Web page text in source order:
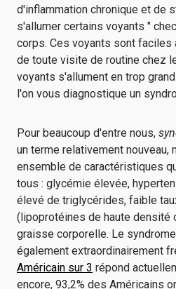
d'inflammation chronique et de
s'allumer certains voyants "
corps. Ces voyants sont faciles
de toute visite de routine chez
voyants s'allument en trop
l'on vous diagnostique un
Pour beaucoup d'entre nous,
un terme relativement nouveau,
ensemble de caractéristiques
tous : glycémie élevée,
élevé de triglycérides, faible
(lipoprotéines de haute densité
graisse corporelle. Le
également extraordinairement
Américain sur 3 répond
encore, 93,2% des Américains